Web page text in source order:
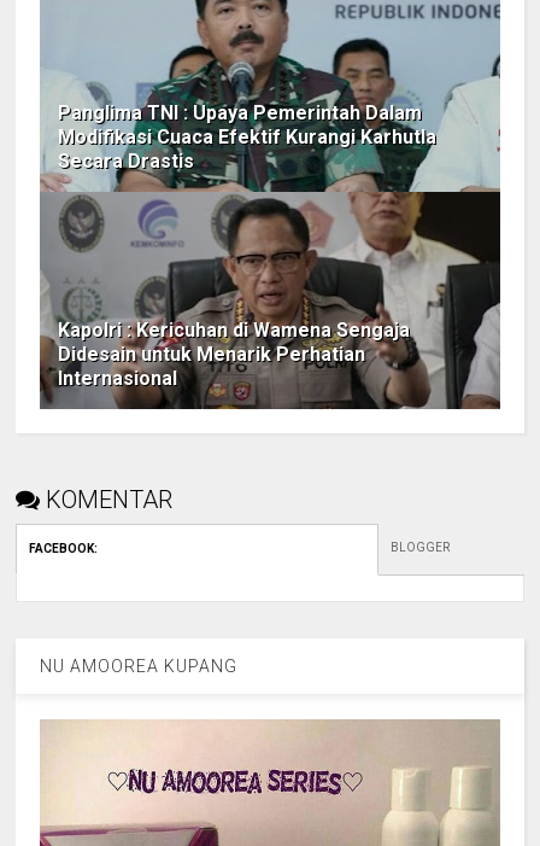
Panglima TNI : Upaya Pemerintah Dalam
Modifikasi Cuaca Efektif Kurangi Karhutla
Secara Drastis
Kapolri : Kericuhan di Wamena Sengaja
Didesain untuk Menarik Perhatian
Internasional
KOMENTAR
FACEBOOK: BLOGGER
NU AMOOREA KUPANG